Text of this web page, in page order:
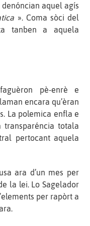
denóncian aquel agís
». Coma sòci del
tanben a aquela
pè-enrè e
encara qu’èran
La polemica enfla e
totala
pertocant aquela
ara d’un mes per
la lei. Lo Sagelador
per rapòrt a